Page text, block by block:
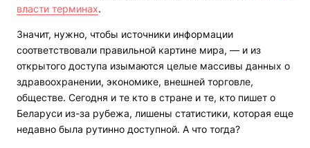
власти терминах.
Значит, нужно, чтобы источники информации
соответствовали правильной картине мира, — и из
открытого доступа изымаются целые массивы данных о
здравоохранении, экономике, внешней торговле,
обществе. Сегодня и те кто в стране и те, кто пишет о
Беларуси из-за рубежа, лишены статистики, которая еще
недавно была рутинно доступной. А что тогда?